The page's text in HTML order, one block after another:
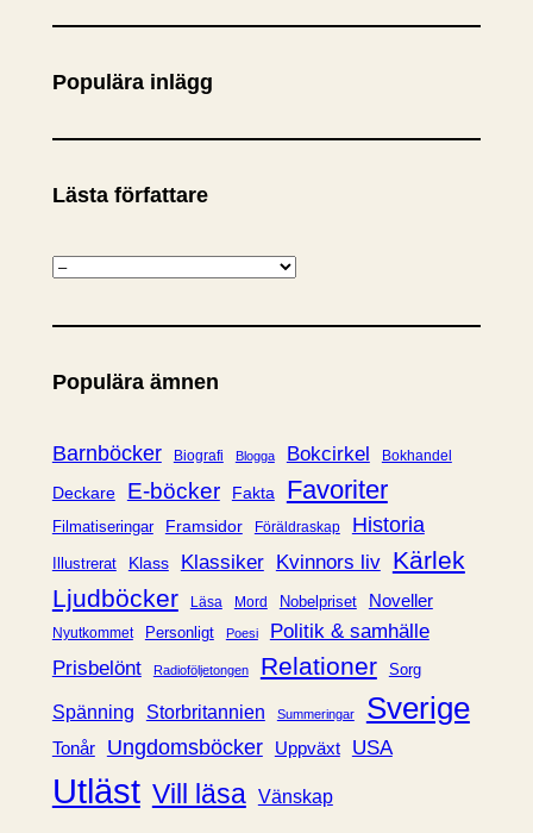
k
Populära inlägg
Lästa författare
K
t
g
r
Populära ämnen
Barnböcker Biografi Blogga Bokcirkel Bokhandel
Deckare E-böcker Fakta Favoriter
Filmatiseringar Framsidor Föräldraskap Historia
Illustrerat Klass Klassiker Kvinnors liv Kärlek
Ljudböcker
Läsa Mord Nobelpriset Noveller
Nyutkommet Personligt Poesi
Politik & samhälle
Prisbelönt
Radioföljetongen Relationer Sorg
Spänning Storbritannien Summeringar Sverige
Tonår Ungdomsböcker Uppväxt USA
Utläst Vill läsa Vänskap